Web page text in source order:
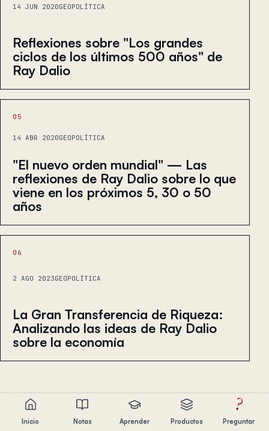
14 JUN 2020GEOPOLÍTICA
Reflexiones sobre "Los grandes
ciclos de los últimos 500 años" de
Ray Dalio
05
14 ABR 2020GEOPOLÍTICA
"El nuevo orden mundial" — Las
reflexiones de Ray Dalio sobre lo que
viene en los próximos 5, 30 o 50
años
06
2 AGO 2023GEOPOLÍTICA
La Gran Transferencia de Riqueza:
Analizando las ideas de Ray Dalio
sobre la economía
Inicio Notas Aprender Productos
?
Preguntar